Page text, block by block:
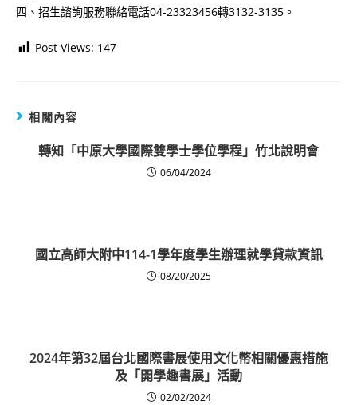
四、招生諮詢服務聯絡電話04-23323456轉3132-3135。
Post Views: 147
相關內容
轉知「中原大學國際雙學士學位學程」竹北說明會
06/04/2024
國立高師大附中114-1學年度學生辦理就學貸款資訊
08/20/2025
2024年第32屆台北國際書展使用文化幣相關優惠措施
及「開學趣書展」活動
02/02/2024